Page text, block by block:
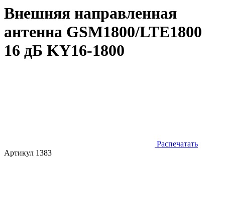
Внешняя направленная
антенна GSM1800/LTE1800
16 дБ KY16-1800
Распечатать
Артикул 1383